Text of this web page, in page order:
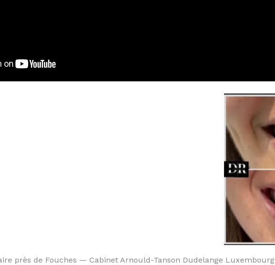
près de Fouches — Cabinet Arnould-Tanson Dudelange Luxembourg